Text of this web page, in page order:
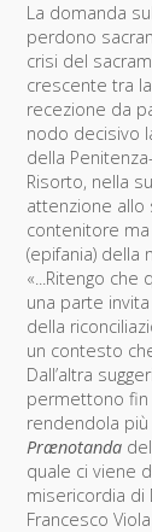
La domanda
perdono
crisi del
crescente tra
recezione da
nodo decisivo
della
Risorto, nella
attenzione allo
contenitore
(epifania) della
«...Ritengo
una parte
della
un contesto
Dall’altra
permettono fin
rendendola
Prænotanda
quale ci viene
misericordia di
Francesco Viola